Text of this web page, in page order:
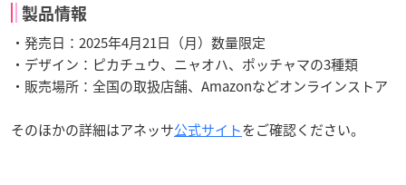
製品情報
・発売日：2025年4月21日（月）数量限定
・デザイン：ピカチュウ、ニャオハ、ポッチャマの3種類
・販売場所：全国の取扱店舗、Amazonなどオンラインストア
そのほかの詳細はアネッサ公式サイトをご確認ください。